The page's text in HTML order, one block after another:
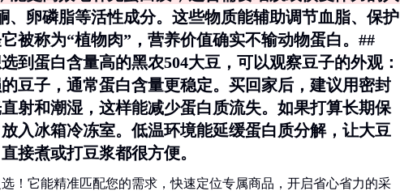
、卵磷脂等活性成分。这些物质能辅助调节血脂、保护
被称为“植物肉”，营养价值确实不输动物蛋白。##
到蛋白含量高的黑农504大豆，可以观察豆子的外观：
豆子，通常蛋白含量更稳定。买回家后，建议用密封
射和潮湿，这样能减少蛋白质流失。如果打算长期保
入冰箱冷冻室。低温环境能延缓蛋白质分解，让大豆
接煮或打豆浆都很方便。
！它能精准匹配您的需求，快速定位专属商品，开启省心省力的采